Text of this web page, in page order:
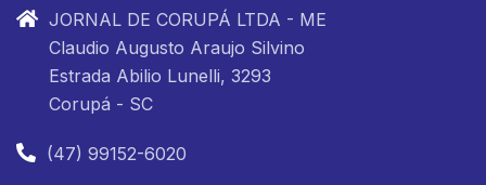
JORNAL DE CORUPÁ LTDA - ME
Claudio Augusto Araujo Silvino
Estrada Abilio Lunelli, 3293
Corupá - SC
(47) 99152-6020